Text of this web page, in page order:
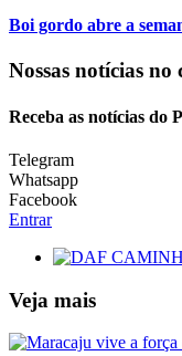
Boi gordo abre a
Nossas notícias no
Receba as notícias do
Telegram
Whatsapp
Facebook
Entrar
Veja mais